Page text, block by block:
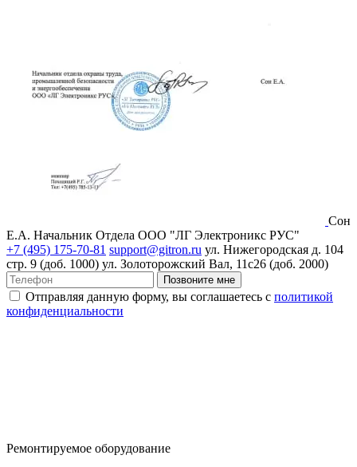
Сон
Е.А. Начальник Отдела ООО "ЛГ Электроникс РУС"
+7 (495) 175-70-81 support@gitron.ru ул. Нижегородская д. 104
стр. 9 (доб. 1000) ул. Золоторожский Вал, 11с26 (доб. 2000)
Позвоните мне
Отправляя данную форму, вы соглашаетесь с политикой
конфиденциальности
Ремонтируемое оборудование